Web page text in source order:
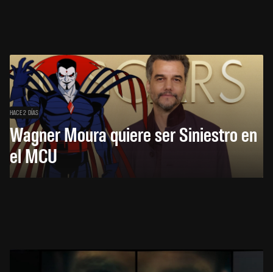
HACE 2 DÍAS
Wagner Moura quiere ser Siniestro en
el MCU